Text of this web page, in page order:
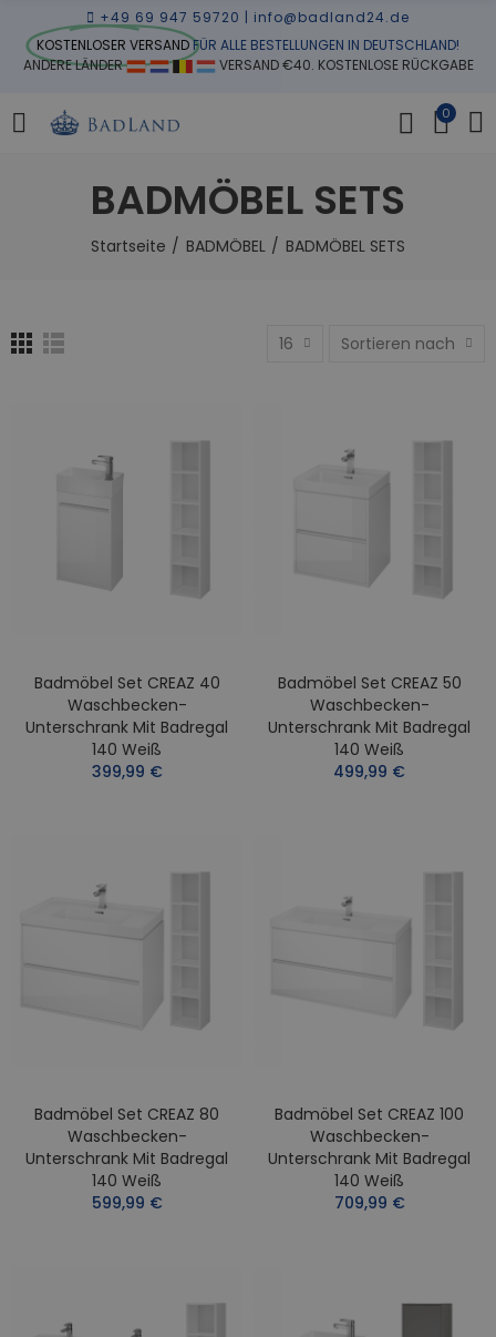
+49 69 947 59720 | info@badland24.de
KOSTENLOSER VERSANDFÜR ALLE BESTELLUNGEN IN DEUTSCHLAND!
ANDERE LÄNDER
VERSAND €40. KOSTENLOSE RÜCKGABE
0
BADMÖBEL SETS
Startseite BADMÖBEL BADMÖBEL SETS
16 Sortieren nach
Badmöbel Set CREAZ 40
Waschbecken-
Unterschrank Mit Badregal
140 Weiß
399,99 €
Badmöbel Set CREAZ 50
Waschbecken-
Unterschrank Mit Badregal
140 Weiß
499,99 €
Badmöbel Set CREAZ 80
Waschbecken-
Unterschrank Mit Badregal
140 Weiß
599,99 €
Badmöbel Set CREAZ 100
Waschbecken-
Unterschrank Mit Badregal
140 Weiß
709,99 €